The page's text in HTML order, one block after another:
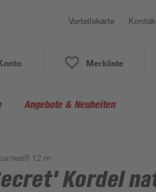
Vorteilskarte
Merkliste
Angebote & Neuheiten
weiß 12 m
Kordel